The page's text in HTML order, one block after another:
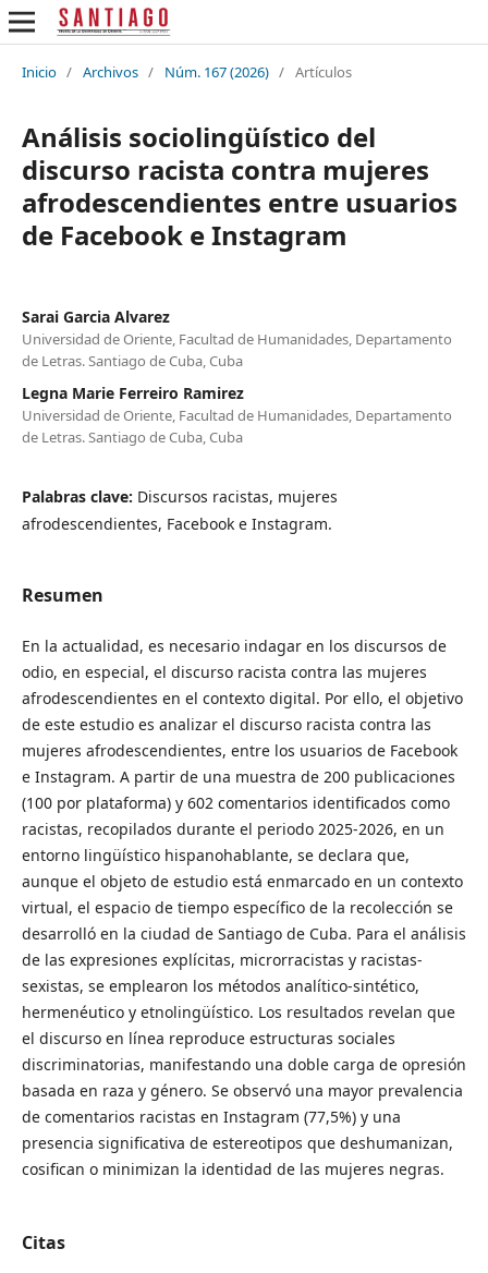
Inicio / Archivos / Núm. 167 (2026) / Artículos
Análisis sociolingüístico del
discurso racista contra mujeres
afrodescendientes entre usuarios
de Facebook e Instagram
Sarai Garcia Alvarez
Universidad de Oriente, Facultad de Humanidades, Departamento
de Letras. Santiago de Cuba, Cuba
Legna Marie Ferreiro Ramirez
Universidad de Oriente, Facultad de Humanidades, Departamento
de Letras. Santiago de Cuba, Cuba
Palabras clave: Discursos racistas, mujeres
afrodescendientes, Facebook e Instagram.
Resumen
En la actualidad, es necesario indagar en los discursos de
odio, en especial, el discurso racista contra las mujeres
afrodescendientes en el contexto digital. Por ello, el objetivo
de este estudio es analizar el discurso racista contra las
mujeres afrodescendientes, entre los usuarios de Facebook
e Instagram. A partir de una muestra de 200 publicaciones
(100 por plataforma) y 602 comentarios identificados como
racistas, recopilados durante el periodo 2025-2026, en un
entorno lingüístico hispanohablante, se declara que,
aunque el objeto de estudio está enmarcado en un contexto
virtual, el espacio de tiempo específico de la recolección se
desarrolló en la ciudad de Santiago de Cuba. Para el análisis
de las expresiones explícitas, microrracistas y racistas-
sexistas, se emplearon los métodos analítico-sintético,
hermenéutico y etnolingüístico. Los resultados revelan que
el discurso en línea reproduce estructuras sociales
discriminatorias, manifestando una doble carga de opresión
basada en raza y género. Se observó una mayor prevalencia
de comentarios racistas en Instagram (77,5%) y una
presencia significativa de estereotipos que deshumanizan,
cosifican o minimizan la identidad de las mujeres negras.
Citas